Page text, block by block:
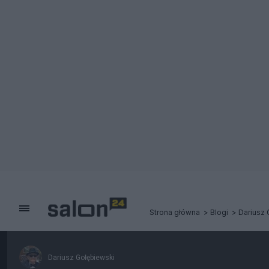
Strona główna Blogi Dariusz
Dariusz Gołębiewski